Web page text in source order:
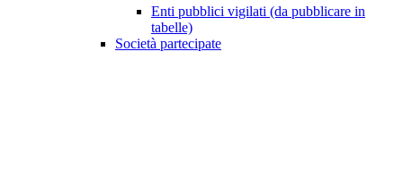
Enti pubblici vigilati (da pubblicare in
tabelle)
Società partecipate